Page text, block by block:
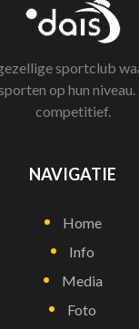
sportclub
op hun
competitief.
NAVIGATIE
Home
Info
Media
Foto